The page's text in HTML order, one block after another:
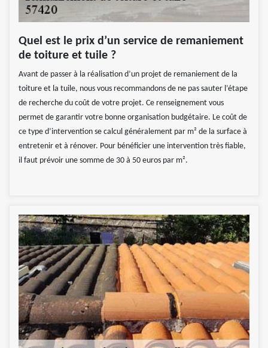
Quel est le prix d’un service de remaniement
de toiture et tuile ?
Avant de passer à la réalisation d’un projet de remaniement de la
toiture et la tuile, nous vous recommandons de ne pas sauter l’étape
de recherche du coût de votre projet. Ce renseignement vous
permet de garantir votre bonne organisation budgétaire. Le coût de
ce type d’intervention se calcul généralement par m² de la surface à
entretenir et à rénover. Pour bénéficier une intervention très fiable,
il faut prévoir une somme de 30 à 50 euros par m².